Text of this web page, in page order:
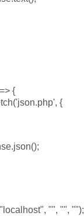
{
{
"", "", "");